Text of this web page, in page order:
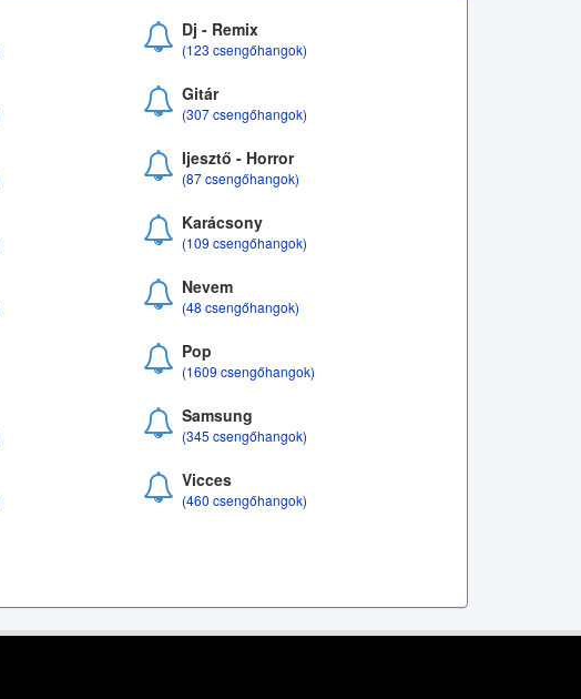
Dj - Remix
(123 csengőhangok)
Gitár
(307 csengőhangok)
Ijesztő - Horror
(87 csengőhangok)
Karácsony
(109 csengőhangok)
Nevem
(48 csengőhangok)
Pop
(1609 csengőhangok)
Samsung
(345 csengőhangok)
Vicces
(460 csengőhangok)